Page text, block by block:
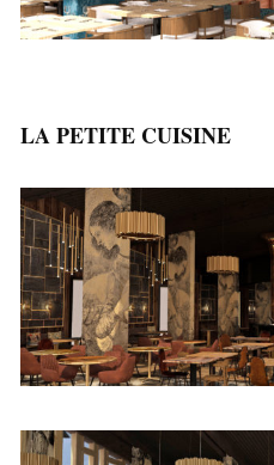
LA PETITE CUISINE